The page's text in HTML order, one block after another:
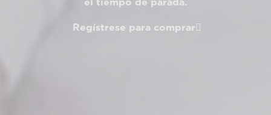
Regístrese para comprar